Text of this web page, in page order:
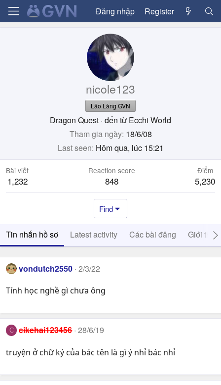
Đăng nhập Register
nicole123
Lão Làng GVN
Dragon Quest · đến từ Ecchi World
Tham gia ngày 18/6/08
Last seen Hôm qua, lúc 15:21
Bài viết
1,232
Reaction score
848
Điểm
5,230
Find
Tin nhắn hồ sơ Latest activity Các bài đăng Giới thiệu
vondutch2550 2/3/22
Tính học nghề gì chưa ông
C cikehai123456 28/6/19
truyện ở chữ ký của bác tên là gì ý nhỉ bác nhỉ